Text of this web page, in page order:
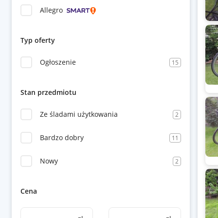
Allegro
Typ oferty
Ogłoszenie 15
Stan przedmiotu
Ze śladami użytkowania 2
Bardzo dobry 11
Nowy 2
Cena